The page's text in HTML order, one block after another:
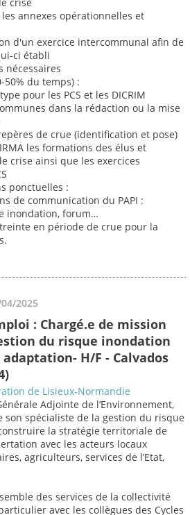
les annexes opérationnelles et
d'un exercice intercommunal afin de
ci établi
nécessaires
50% du temps) :
pour les PCS et les DICRIM
dans la rédaction ou la mise
de crue (identification et pose)
les formations des élus et
crise ainsi que les exercices
ponctuelles :
de communication du PAPI :
inondation, forum…
en période de crue pour la
2025
: Chargé.e de mission
du risque inondation
H/F - Calvados
de Lisieux-Normandie
Adjointe de l’Environnement,
son spécialiste de la gestion du risque
la stratégie territoriale de
avec les acteurs locaux
agriculteurs, services de l’Etat,
des services de la collectivité
avec les collègues des Cycles